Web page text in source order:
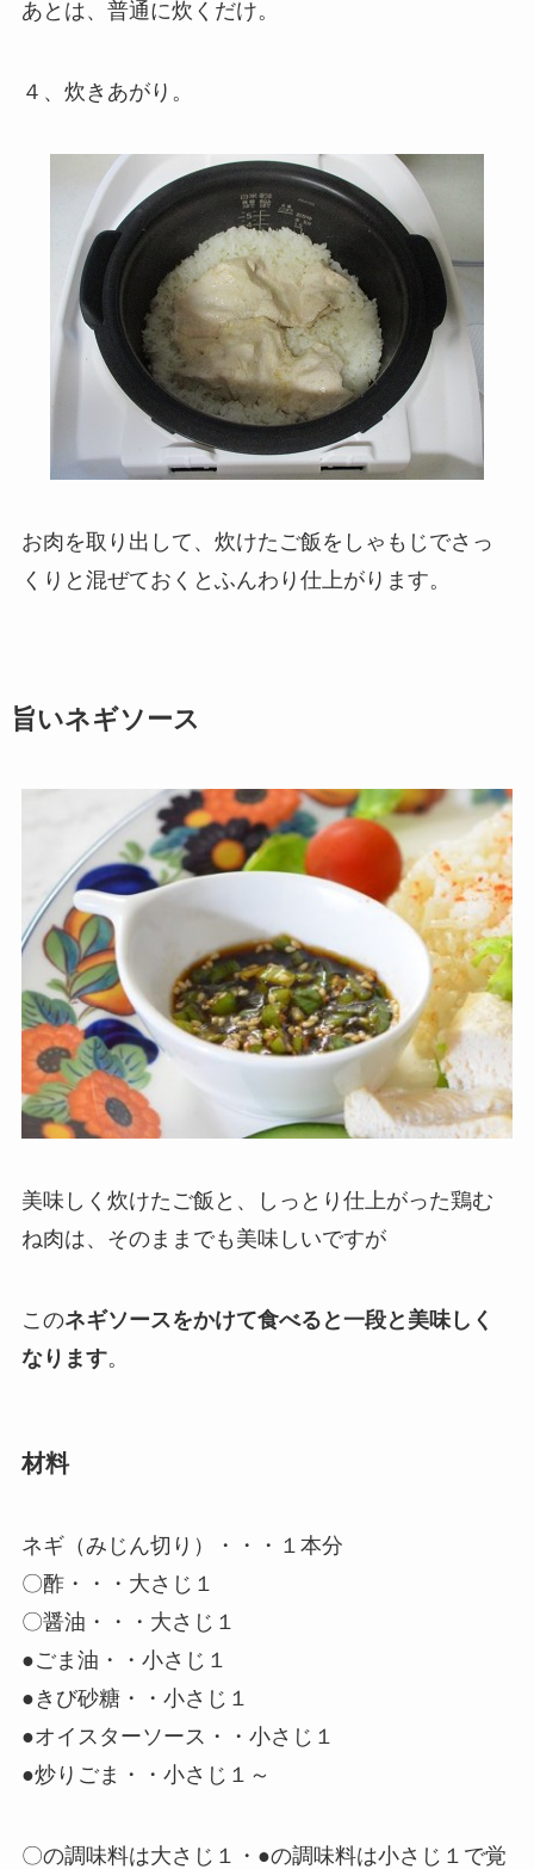
あとは、普通に炊くだけ。
４、炊きあがり。
お肉を取り出して、炊けたご飯をしゃもじでさっ
くりと混ぜておくとふんわり仕上がります。
旨いネギソース
美味しく炊けたご飯と、しっとり仕上がった鶏む
ね肉は、そのままでも美味しいですが
このネギソースをかけて食べると一段と美味しく
なります。
材料
ネギ（みじん切り）・・・１本分
〇酢・・・大さじ１
〇醤油・・・大さじ１
●ごま油・・小さじ１
●きび砂糖・・小さじ１
●オイスターソース・・小さじ１
●炒りごま・・小さじ１～
〇の調味料は大さじ１・●の調味料は小さじ１ で覚